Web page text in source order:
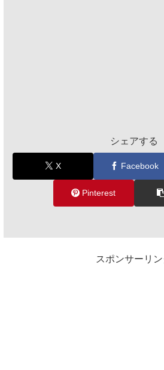
シェアする
X Facebook
Pinterest
スポンサーリン